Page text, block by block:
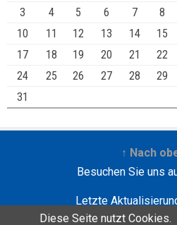
3
4 5 6 7 8
10
11 12 13 14 15
17
18 19 20 21 22
24
25 26 27 28 29
31
↑ Nach
Besuchen Sie uns
Letzte
Entwickelt mit
|
Diese Seite nutzt Cookies.